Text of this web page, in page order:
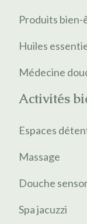
Produits bien-
Huiles
Médecine
Activités
Espaces
Massage
Douche
Spa jacuzzi